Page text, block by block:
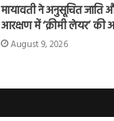
मायावती ने अनुसूचित
आरक्षण में ‘क्रीमी लेयर’ की
August 9, 2026